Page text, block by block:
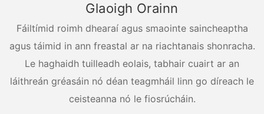
Glaoigh Orainn
Fáiltímid roimh dhearaí agus smaointe saincheaptha
agus táimid in ann freastal ar na riachtanais shonracha.
Le haghaidh tuilleadh eolais, tabhair cuairt ar an
láithreán gréasáin nó déan teagmháil linn go díreach le
ceisteanna nó le fiosrúcháin.